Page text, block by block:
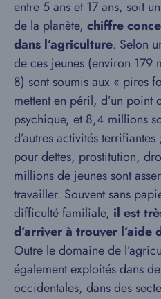
entre 5 ans et 17 ans, soit
de la planète, chiffre
dans l’agriculture. Selon
de ces jeunes (environ 179
8) sont soumis aux « pires
mettent en péril, d’un
psychique, et 8,4 millions
d’autres activités
pour dettes, prostitution,
millions de jeunes sont
travailler. Souvent sans
difficulté familiale, il est
d’arriver à trouver l’aide
Outre le domaine de
également exploités dans
occidentales, dans des